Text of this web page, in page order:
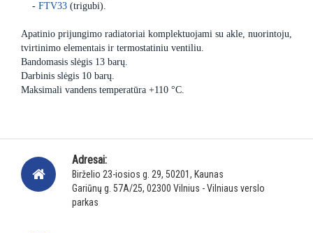
- FTV33 (trigubi).
Apatinio prijungimo radiatoriai komplektuojami su akle, nuorintoju,
tvirtinimo elementais ir termostatiniu ventiliu.
Bandomasis slėgis 13 barų.
Darbinis slėgis 10 barų.
Maksimali vandens temperatūra +110 °C.
Adresai:
Birželio 23-iosios g. 29, 50201, Kaunas
Gariūnų g. 57A/25, 02300 Vilnius - Vilniaus verslo
parkas